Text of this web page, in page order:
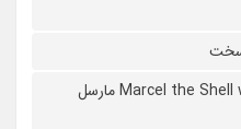
دانلود فیلم Marcel the Shell with Shoes On 2021 مارسل